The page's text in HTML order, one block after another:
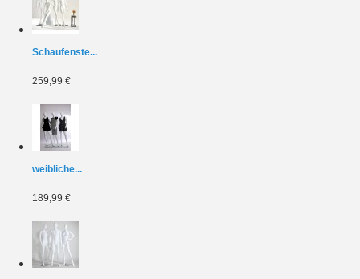
Schaufenste...
259,99 €
weibliche...
189,99 €